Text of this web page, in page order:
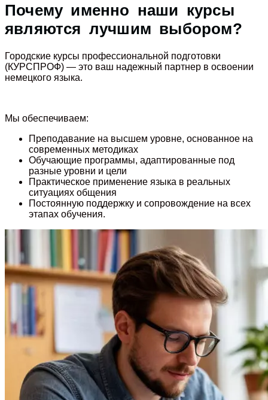
Почему именно наши курсы
являются лучшим выбором?
Городские курсы профессиональной подготовки
(КУРСПРОФ) — это ваш надежный партнер в освоении
немецкого языка.
Мы обеспечиваем:
Преподавание на высшем уровне, основанное на
современных методиках
Обучающие программы, адаптированные под
разные уровни и цели
Практическое применение языка в реальных
ситуациях общения
Постоянную поддержку и сопровождение на всех
этапах обучения.